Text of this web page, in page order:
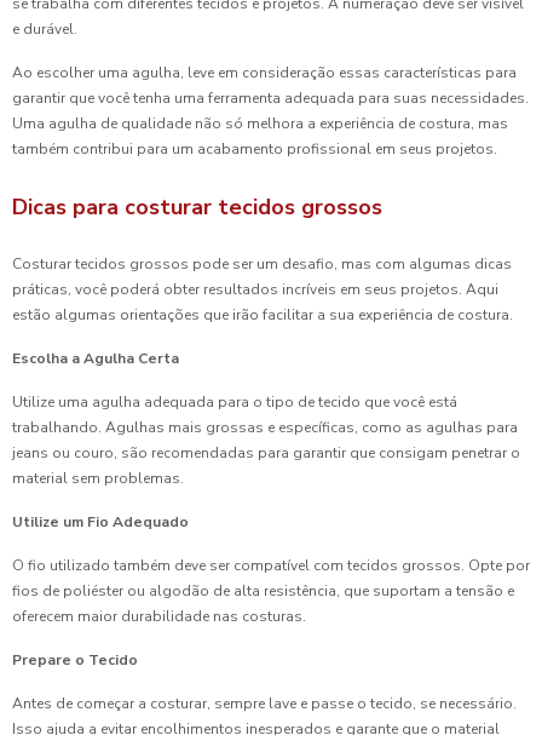
se trabalha com diferentes tecidos e projetos. A numeração deve ser visível
e durável.
Ao escolher uma agulha, leve em consideração essas características para
garantir que você tenha uma ferramenta adequada para suas necessidades.
Uma agulha de qualidade não só melhora a experiência de costura, mas
também contribui para um acabamento profissional em seus projetos.
Dicas para costurar tecidos grossos
Costurar tecidos grossos pode ser um desafio, mas com algumas dicas
práticas, você poderá obter resultados incríveis em seus projetos. Aqui
estão algumas orientações que irão facilitar a sua experiência de costura.
Escolha a Agulha Certa
Utilize uma agulha adequada para o tipo de tecido que você está
trabalhando. Agulhas mais grossas e específicas, como as agulhas para
jeans ou couro, são recomendadas para garantir que consigam penetrar o
material sem problemas.
Utilize um Fio Adequado
O fio utilizado também deve ser compatível com tecidos grossos. Opte por
fios de poliéster ou algodão de alta resistência, que suportam a tensão e
oferecem maior durabilidade nas costuras.
Prepare o Tecido
Antes de começar a costurar, sempre lave e passe o tecido, se necessário.
Isso ajuda a evitar encolhimentos inesperados e garante que o material